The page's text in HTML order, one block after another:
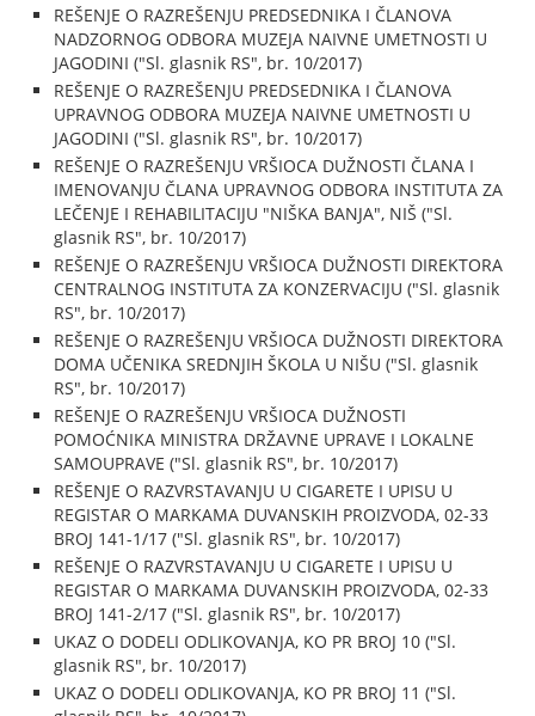
REŠENJE O RAZREŠENJU PREDSEDNIKA I ČLANOVA
NADZORNOG ODBORA MUZEJA NAIVNE UMETNOSTI U
JAGODINI ("Sl. glasnik RS", br. 10/2017)
REŠENJE O RAZREŠENJU PREDSEDNIKA I ČLANOVA
UPRAVNOG ODBORA MUZEJA NAIVNE UMETNOSTI U
JAGODINI ("Sl. glasnik RS", br. 10/2017)
REŠENJE O RAZREŠENJU VRŠIOCA DUŽNOSTI ČLANA I
IMENOVANJU ČLANA UPRAVNOG ODBORA INSTITUTA ZA
LEČENJE I REHABILITACIJU "NIŠKA BANJA", NIŠ ("Sl.
glasnik RS", br. 10/2017)
REŠENJE O RAZREŠENJU VRŠIOCA DUŽNOSTI DIREKTORA
CENTRALNOG INSTITUTA ZA KONZERVACIJU ("Sl. glasnik
RS", br. 10/2017)
REŠENJE O RAZREŠENJU VRŠIOCA DUŽNOSTI DIREKTORA
DOMA UČENIKA SREDNJIH ŠKOLA U NIŠU ("Sl. glasnik
RS", br. 10/2017)
REŠENJE O RAZREŠENJU VRŠIOCA DUŽNOSTI
POMOĆNIKA MINISTRA DRŽAVNE UPRAVE I LOKALNE
SAMOUPRAVE ("Sl. glasnik RS", br. 10/2017)
REŠENJE O RAZVRSTAVANJU U CIGARETE I UPISU U
REGISTAR O MARKAMA DUVANSKIH PROIZVODA, 02-33
BROJ 141-1/17 ("Sl. glasnik RS", br. 10/2017)
REŠENJE O RAZVRSTAVANJU U CIGARETE I UPISU U
REGISTAR O MARKAMA DUVANSKIH PROIZVODA, 02-33
BROJ 141-2/17 ("Sl. glasnik RS", br. 10/2017)
UKAZ O DODELI ODLIKOVANJA, KO PR BROJ 10 ("Sl.
glasnik RS", br. 10/2017)
UKAZ O DODELI ODLIKOVANJA, KO PR BROJ 11 ("Sl.